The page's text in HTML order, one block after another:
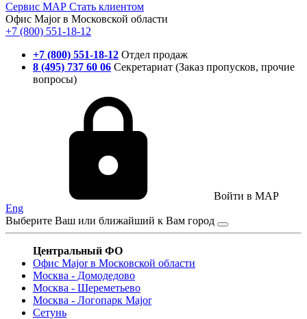
Сервис МАР Стать клиентом
Офис Major в Московской области
+7 (800) 551-18-12
+7 (800) 551-18-12 Отдел продаж
8 (495) 737 60 06 Секретариат (Заказ пропусков, прочие
вопросы)
Войти в MAP
Eng
Выберите Ваш или ближайший к Вам город
Центральный ФО
Офис Major в Московской области
Москва - Домодедово
Москва - Шереметьево
Москва - Логопарк Major
Сетунь